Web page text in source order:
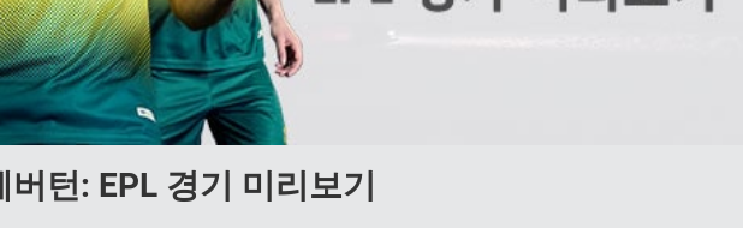
턴: EPL 경기 미리보기